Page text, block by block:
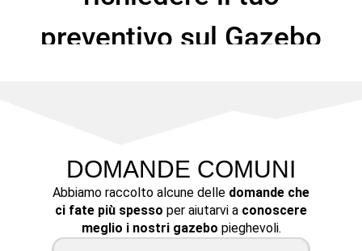
DOMANDE COMUNI
Abbiamo raccolto alcune delle domande che
ci fate più spesso per aiutarvi a conoscere
meglio i nostri gazebo pieghevoli.